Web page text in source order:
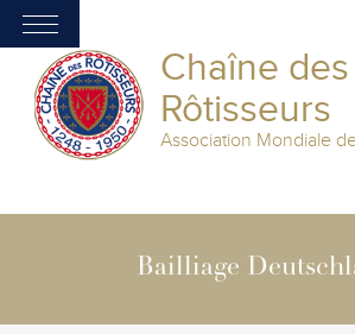
Chaîne des
Rôtisseurs
Association Mondiale
Bailliage